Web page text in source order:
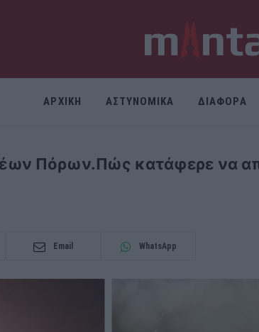
ΑΡΧΙΚΗ ΑΣΤΥΝΟΜΙΚΑ ΔΙΑΦΟΡΑ
Πόρων.Πώς κατάφερε να
Email WhatsApp